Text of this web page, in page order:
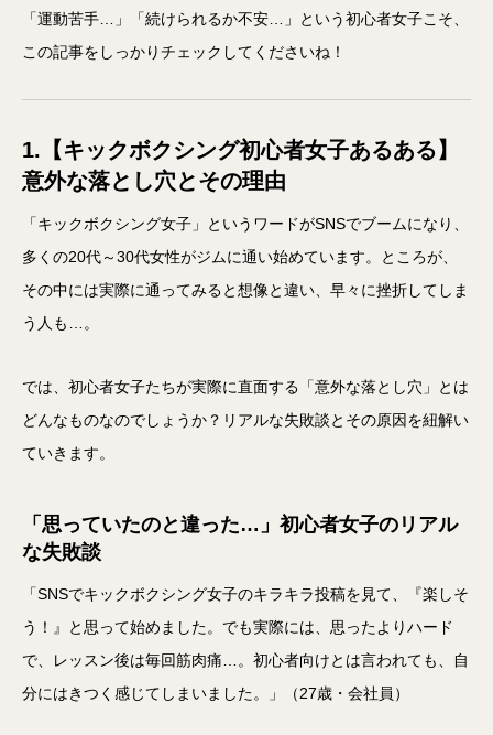
「運動苦手…」「続けられるか不安…」という初心者女子こそ、
この記事をしっかりチェックしてくださいね！
1.【キックボクシング初心者女子あるある】
意外な落とし穴とその理由
「キックボクシング女子」というワードがSNSでブームになり、
多くの20代～30代女性がジムに通い始めています。ところが、
その中には実際に通ってみると想像と違い、早々に挫折してしま
う人も…。
では、初心者女子たちが実際に直面する「意外な落とし穴」とは
どんなものなのでしょうか？リアルな失敗談とその原因を紐解い
ていきます。
「思っていたのと違った…」初心者女子のリアル
な失敗談
「SNSでキックボクシング女子のキラキラ投稿を見て、『楽しそ
う！』と思って始めました。でも実際には、思ったよりハード
で、レッスン後は毎回筋肉痛…。初心者向けとは言われても、自
分にはきつく感じてしまいました。」（27歳・会社員）